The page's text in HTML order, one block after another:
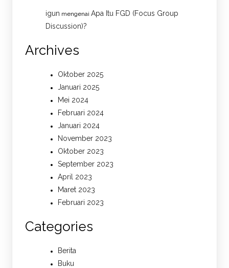
igun mengenai Apa Itu FGD (Focus Group
Discussion)?
Archives
Oktober 2025
Januari 2025
Mei 2024
Februari 2024
Januari 2024
November 2023
Oktober 2023
September 2023
April 2023
Maret 2023
Februari 2023
Categories
Berita
Buku